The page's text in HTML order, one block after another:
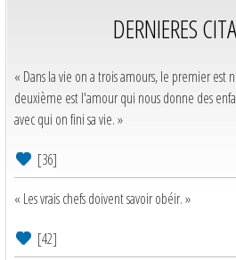
DERNIERES
« Dans la vie on a trois amours, le premier est
deuxième est l'amour qui nous donne des
avec qui on fini sa vie. »
[36]
« Les vrais chefs doivent savoir obéir. »
[42]